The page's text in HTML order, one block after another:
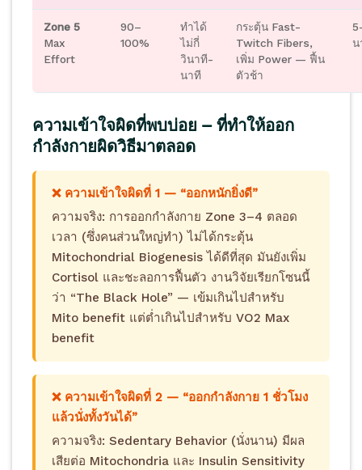
Zone 5
Max
Effort
90–
100%
ทำได้
ไม่กี่
วินาที-
นาที
กระตุ้น Fast-
Twitch Fibers,
เพิ่ม Power — ฟื้น
ตัวช้า
น
ความเข้าใจผิดที่พบบ่อย — ที่ทำให้ออก
กำลังกายผิดวิธีมาตลอด
❌ ความเข้าใจผิดที่ 1 — “ออกหนักยิ่งดี”
ความจริง: การออกกำลังกาย Zone 3–4 ตลอด
เวลา (ซึ่งคนส่วนใหญ่ทำ) ไม่ได้กระตุ้น
Mitochondrial Biogenesis ได้ดีที่สุด มันยังเพิ่ม
Cortisol และชะลอการฟื้นตัว งานวิจัยเรียกโซนนี้
ว่า “The Black Hole” — เข้มเกินไปสำหรับ
Mito benefit แต่ต่ำเกินไปสำหรับ VO2 Max
benefit
❌ ความเข้าใจผิดที่ 2 — “ออกกำลังกาย 1 ชั่วโมง
แล้วนั่งทั้งวันได้”
ความจริง: Sedentary Behavior (นั่งนาน) มีผล
เสียต่อ Mitochondria และ Insulin Sensitivity